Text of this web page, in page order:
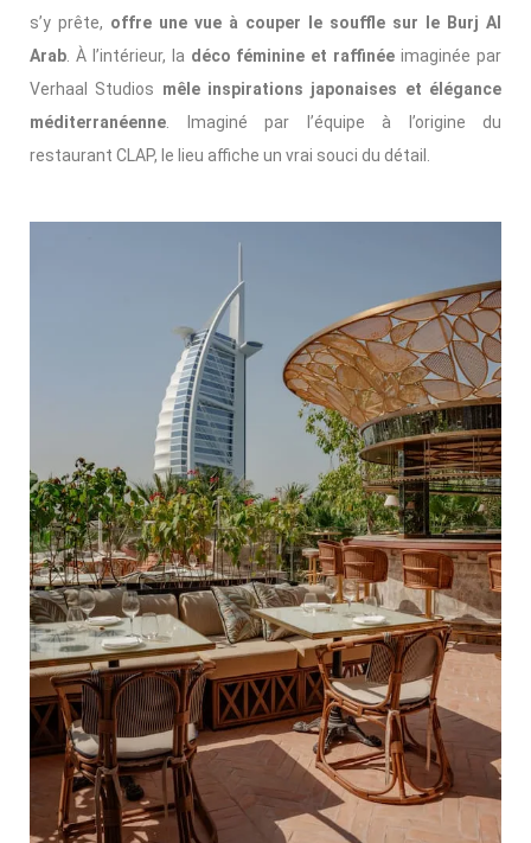
s’y prête, offre une vue à couper le souffle sur le Burj Al
Arab . À l’intérieur, la déco féminine et raffinéeimaginée par
Verhaal Studios mêle inspirations japonaises et élégance
méditerranéenne . Imaginé par l’équipe à l’origine du
restaurant CLAP, le lieu affiche un vrai souci du détail.